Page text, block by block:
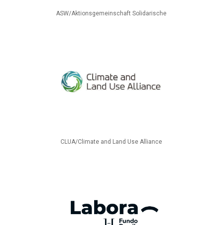
ASW/Aktionsgemeinschaft Solidarische
CLUA/Climate and Land Use Alliance